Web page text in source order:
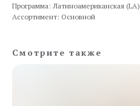
Программа: Латиноамериканская (LA)
Ассортимент: Основной
Смотрите также